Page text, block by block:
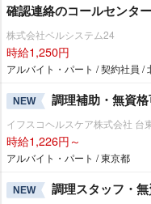
確認連絡のコールセンタ
株式会社ベルシステム24
時給1,250円
アルバイト・パート / 契約社員 /
NEW 調理補助・無資
イフスコヘルスケア株式会社 台
時給1,226円～
アルバイト・パート / 東京都
NEW 調理スタッフ・